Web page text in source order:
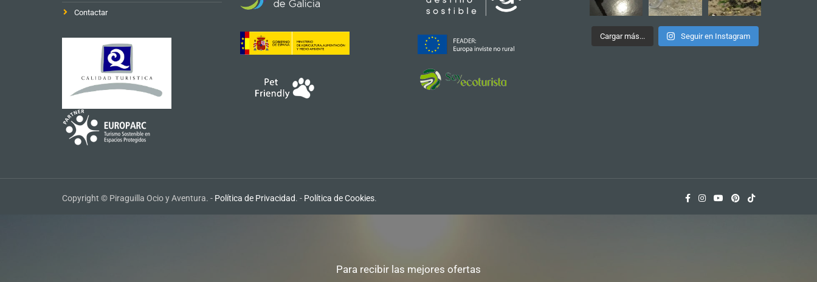
Contactar
Cargar más... Seguir en Instagram
Copyright © Piraguilla Ocio y Aventura. - Política de Privacidad. - Política de Cookies.
Para recibir las mejores ofertas